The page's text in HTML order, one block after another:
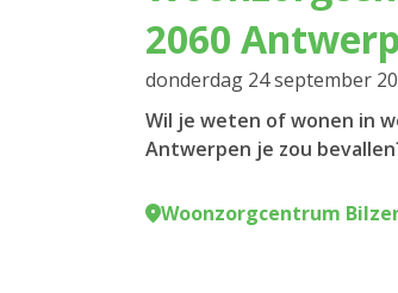
2060
donderdag 24 september
Wil je weten of wonen in
Antwerpen je zou
Woonzorgcentrum